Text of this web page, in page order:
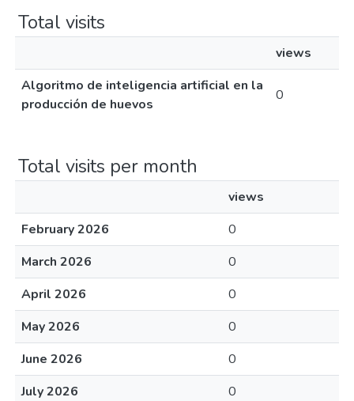
Total visits
views
Algoritmo de inteligencia artificial en la
producción de huevos
0
Total visits per month
views
February 2026
0
March 2026
0
April 2026
0
May 2026
0
June 2026
0
July 2026
0